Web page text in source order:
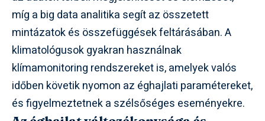
míg a big data analitika segít az összetett
mintázatok és összefüggések feltárásában. A
klimatológusok gyakran használnak
klímamonitoring rendszereket is, amelyek valós
időben követik nyomon az éghajlati paramétereket,
és figyelmeztetnek a szélsőséges eseményekre.